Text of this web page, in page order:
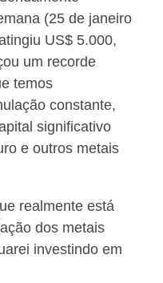
(25 de janeiro
US$ 5.000,
um recorde
temos
constante,
significativo
e outros metais
realmente está
dos metais
investindo em